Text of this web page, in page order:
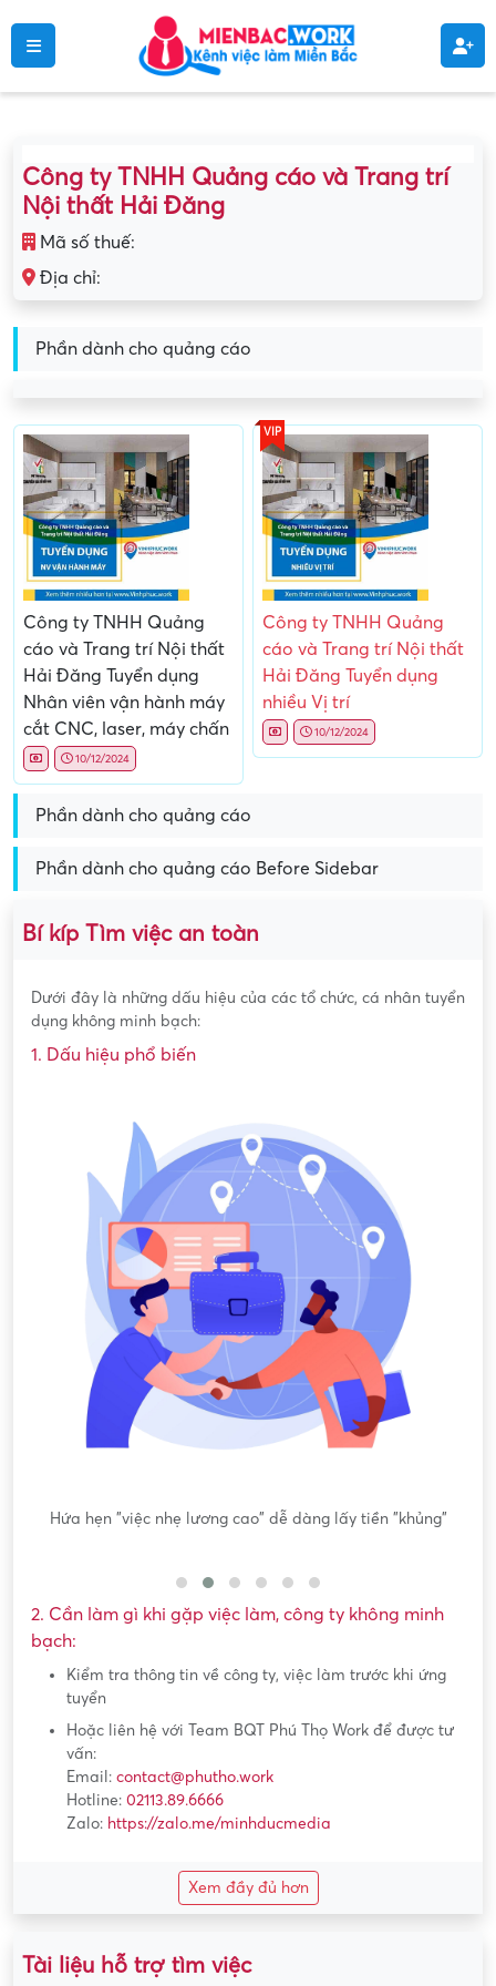
Công ty TNHH Quảng cáo và Trang trí
Nội thất Hải Đăng
Mã số thuế:
Địa chỉ:
Phần dành cho quảng cáo
Công ty TNHH Quảng
cáo và Trang trí Nội thất
Hải Đăng Tuyển dụng
Nhân viên vận hành máy
cắt CNC, laser, máy chấn
10/12/2024
VIP
Công ty TNHH Quảng
cáo và Trang trí Nội thất
Hải Đăng Tuyển dụng
nhiều Vị trí
10/12/2024
Phần dành cho quảng cáo
Phần dành cho quảng cáo Before Sidebar
Bí kíp Tìm việc an toàn
Dưới đây là những dấu hiệu của các tổ chức, cá nhân tuyển
dụng không minh bạch:
1. Dấu hiệu phổ biến
Yêu cầu tải app, nạp tiền, làm nhiệm vụ
2. Cần làm gì khi gặp việc làm, công ty không minh
bạch:
Kiểm tra thông tin về công ty, việc làm trước khi ứng
tuyển
Hoặc liên hệ với Team BQT Phú Thọ Work để được tư
vấn:
Email: contact@phutho.work
Hotline: 02113.89.6666
Zalo: https://zalo.me/minhducmedia
Xem đầy đủ hơn
Tài liệu hỗ trợ tìm việc